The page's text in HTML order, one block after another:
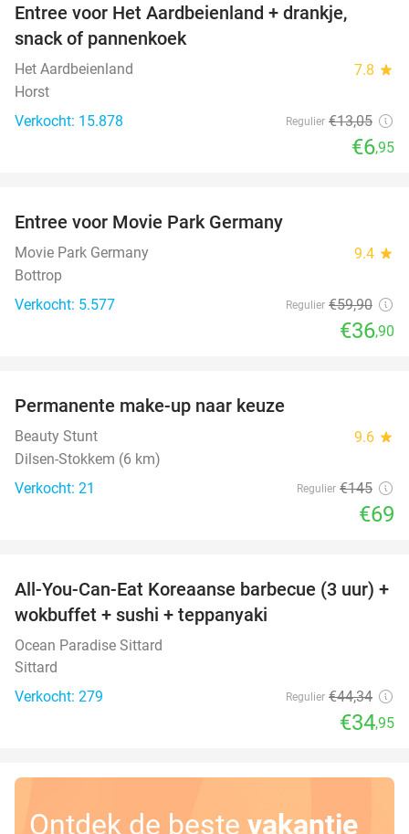
Entree voor Het Aardbeienland + drankje,
snack of pannenkoek
Het Aardbeienland 7.8 star
Horst
Verkocht: 15.878
Regulier €13,05
€6,95
Entree voor Movie Park Germany
Movie Park Germany 9.4 star
Bottrop
Verkocht: 5.577
Regulier €59,90
€36,90
Permanente make-up naar keuze
Beauty Stunt 9.6 star
Dilsen-Stokkem (6 km)
Verkocht: 21
Regulier €145
€69
21%
All-You-Can-Eat Koreaanse barbecue (3 uur) +
wokbuffet + sushi + teppanyaki
Ocean Paradise Sittard
Sittard
Verkocht: 279
Regulier €44,34
€34,95
Ontdek de beste vakantie